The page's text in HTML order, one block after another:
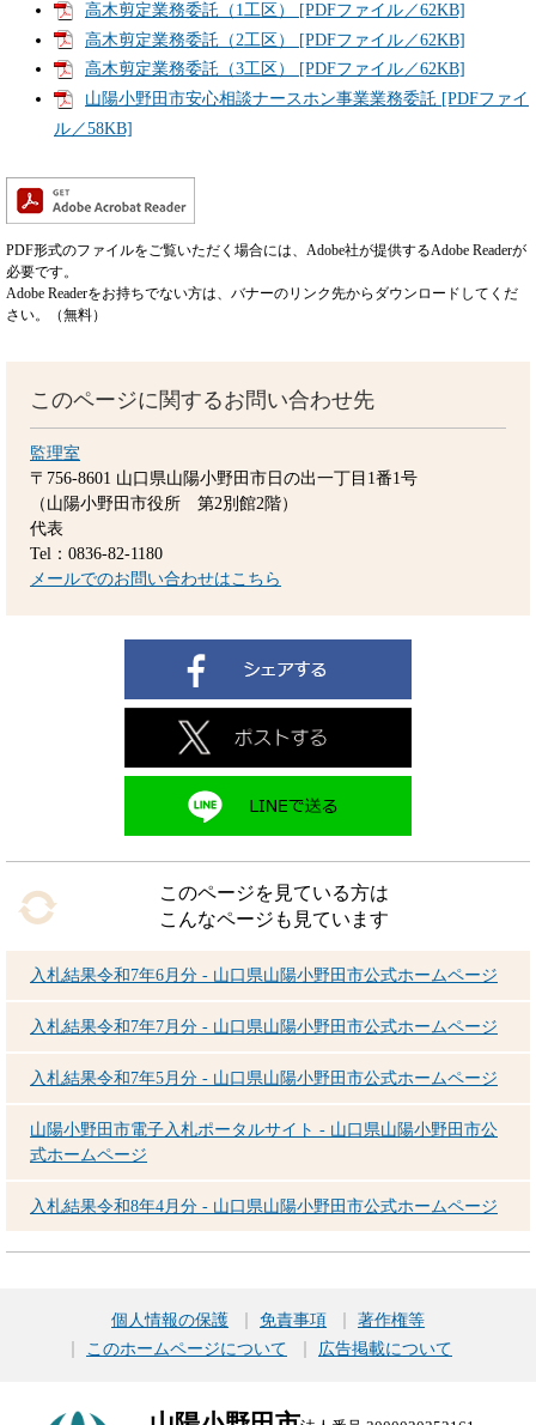
高木剪定業務委託（1工区） [PDFファイル／62KB]
高木剪定業務委託（2工区） [PDFファイル／62KB]
高木剪定業務委託（3工区） [PDFファイル／62KB]
山陽小野田市安心相談ナースホン事業業務委託 [PDFファイ
ル／58KB]
PDF形式のファイルをご覧いただく場合には、Adobe社が提供するAdobe Readerが
必要です。
Adobe Readerをお持ちでない方は、バナーのリンク先からダウンロードしてくだ
さい。（無料）
このページに関するお問い合わせ先
監理室
〒756-8601 山口県山陽小野田市日の出一丁目1番1号
（山陽小野田市役所 第2別館2階）
代表
Tel：0836-82-1180
メールでのお問い合わせはこちら
このページを見ている方は
こんなページも見ています
入札結果令和7年6月分 - 山口県山陽小野田市公式ホームページ
入札結果令和7年7月分 - 山口県山陽小野田市公式ホームページ
入札結果令和7年5月分 - 山口県山陽小野田市公式ホームページ
山陽小野田市電子入札ポータルサイト - 山口県山陽小野田市公
式ホームページ
入札結果令和8年4月分 - 山口県山陽小野田市公式ホームページ
個人情報の保護 免責事項
著作権等
このホームページについて
広告掲載について